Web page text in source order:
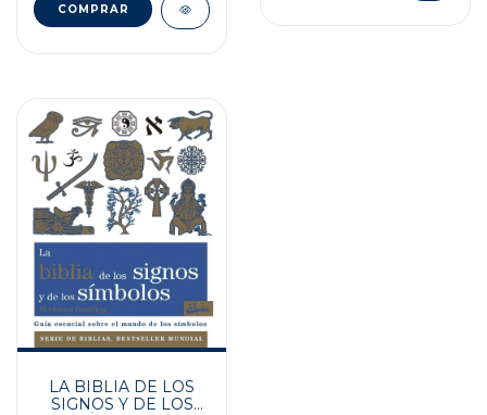
LA BIBLIA DE LOS
SIGNOS Y DE LOS